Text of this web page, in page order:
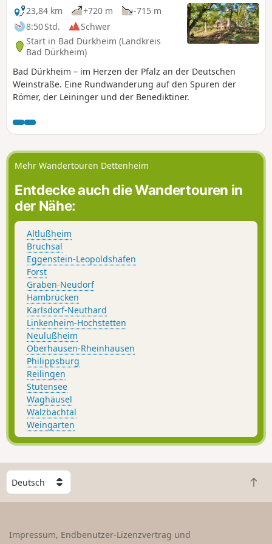
23,84 km
+720 m
-715 m
8:50 Std.
Schwer
Start in Bad Dürkheim (Landkreis
Bad Dürkheim)
Bad Dürkheim – im Herzen der Pfalz an der Deutschen
Weinstraße. Eine Rundwanderung auf den Spuren der
Römer, der Leininger und der Benediktiner.
Mehr Wandertouren Dettenheim
Entdecke auch die Wandertouren in
der Nähe:
Altlußheim
Bruchsal
Eggenstein-Leopoldshafen
Forst
Graben-Neudorf
Hambrücken
Karlsdorf-Neuthard
Linkenheim-Hochstetten
Neulußheim
Oberhausen-Rheinhausen
Philippsburg
Reilingen
Stutensee
Waghäusel
Walzbachtal
Weingarten
W
ä
h
e
Z
u
Impressum, Endbenutzer-Lizenzvertrag und